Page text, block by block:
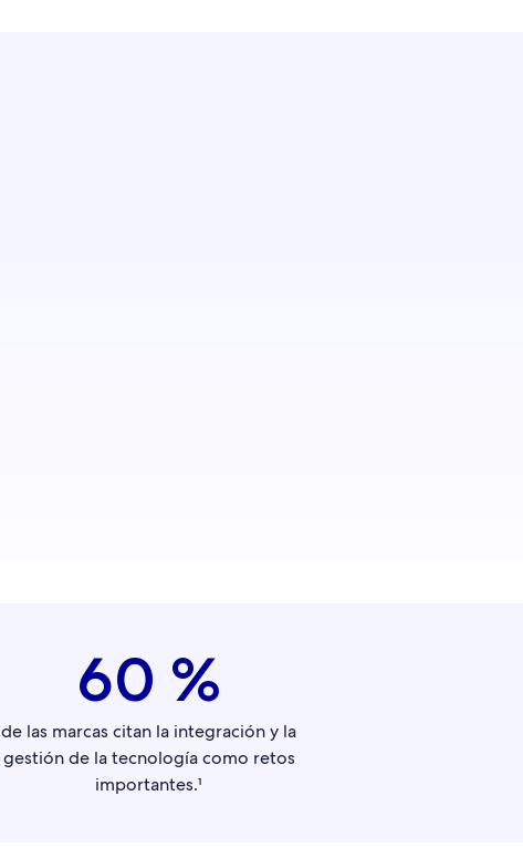
60 %
de las marcas citan la integración y la
gestión de la tecnología como retos
importantes.¹